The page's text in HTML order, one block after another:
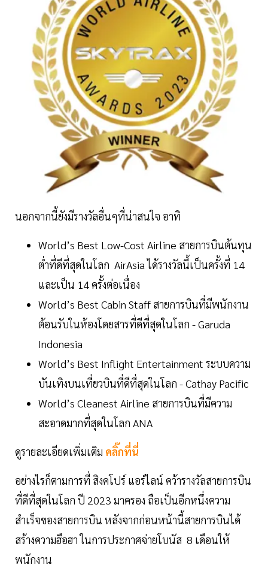
นอกจากนี้ยังมีรางวัลอื่นๆที่น่าสนใจ อาทิ
World’s Best Low-Cost Airline สายการบินต้นทุน
ต่ำที่ดีที่สุดในโลก AirAsia ได้รางวัลนี้เป็นครั้งที่ 14
และเป็น 14 ครั้งต่อเนื่อง
World’s Best Cabin Staff สายการบินที่มีพนักงาน
ต้อนรับในห้องโดยสารที่ดีที่สุดในโลก - Garuda
Indonesia
World’s Best Inflight Entertainment ระบบความ
บันเทิงบนเที่ยวบินที่ดีที่สุดในโลก - Cathay Pacific
World’s Cleanest Airline สายการบินที่มีความ
สะอาดมากที่สุดในโลก ANA
ดูรายละเอียดเพิ่มเติม คลิ๊กที่นี่
อย่างไรก็ตามการที่ สิงคโปร์ แอร์ไลน์ คว้ารางวัลสายการบิน
ที่ดีที่สุดในโลก ปี 2023 มาครอง ถือเป็นอีกหนึ่งความ
สำเร็จของสายการบิน หลังจากก่อนหน้านี้สายการบินได้
สร้างความฮือฮา ในการประกาศจ่ายโบนัส 8 เดือนให้
พนักงาน